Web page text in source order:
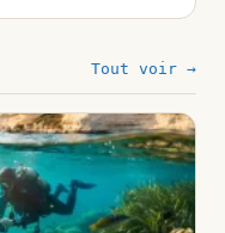
Tout voir →